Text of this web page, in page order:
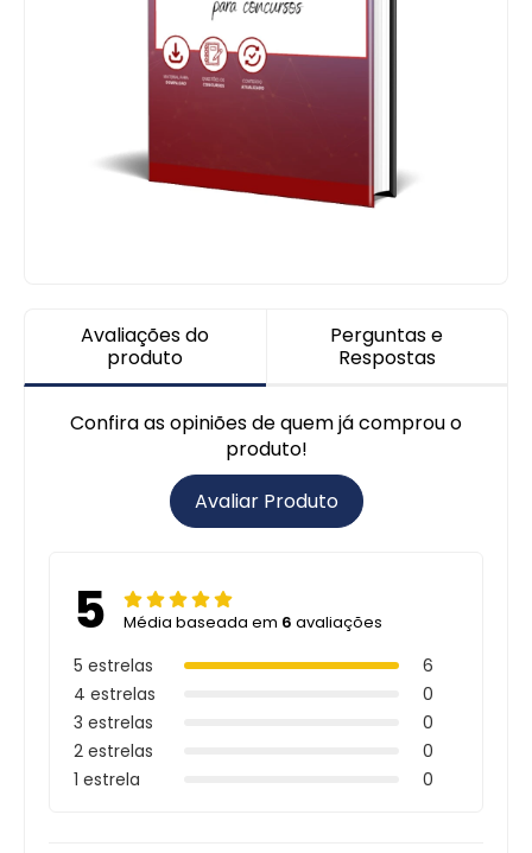
Avaliações do
produto
Perguntas e
Respostas
Confira as opiniões de quem já comprou o
produto!
Avaliar Produto
5 Média baseada em 6 avaliações
5 estrelas
6
4 estrelas
0
3 estrelas
0
2 estrelas
0
1 estrela
0